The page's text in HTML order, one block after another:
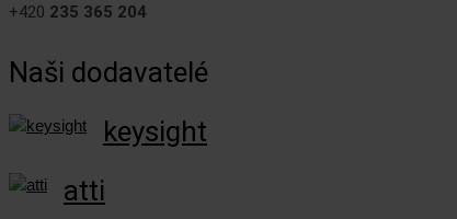
+420 235 365 204
Naši dodavatelé
keysight
atti